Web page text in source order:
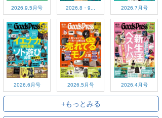
2026.9.5月号 2026.8・9... 2026.7月号
2026.6月号 2026.5月号 2026.4月号
+もっとみる